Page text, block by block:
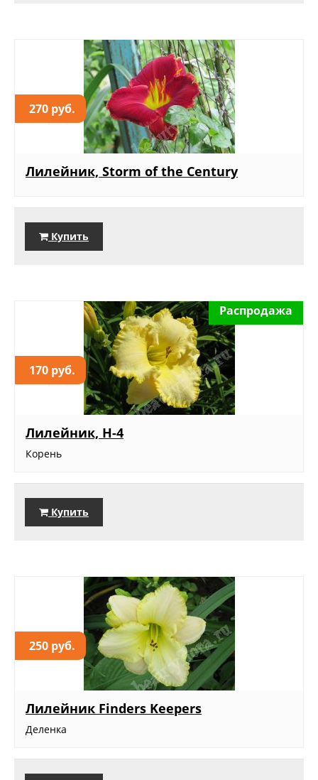
270 руб.
Лилейник, Storm of the Century
Купить
170 руб.
Распродажа
Лилейник, Н-4
Корень
Купить
250 руб.
Лилейник Finders Keepers
Деленка